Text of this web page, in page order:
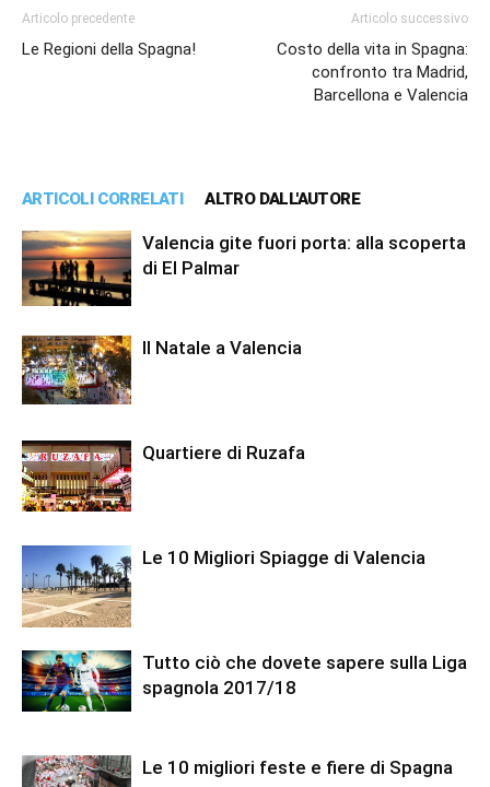
Articolo precedente
Le Regioni della Spagna!
Articolo successivo
Costo della vita in Spagna:
confronto tra Madrid,
Barcellona e Valencia
ARTICOLI CORRELATI ALTRO DALL'AUTORE
Valencia gite fuori porta: alla scoperta
di El Palmar
Il Natale a Valencia
Quartiere di Ruzafa
Le 10 Migliori Spiagge di Valencia
Tutto ciò che dovete sapere sulla Liga
spagnola 2017/18
Le 10 migliori feste e fiere di Spagna